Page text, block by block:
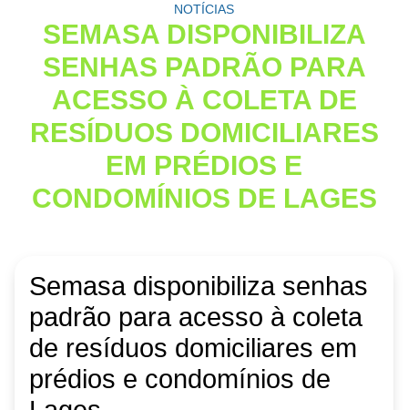
NOTÍCIAS
SEMASA DISPONIBILIZA
SENHAS PADRÃO PARA
ACESSO À COLETA DE
RESÍDUOS DOMICILIARES
EM PRÉDIOS E
CONDOMÍNIOS DE LAGES
Semasa disponibiliza senhas
padrão para acesso à coleta
de resíduos domiciliares em
prédios e condomínios de